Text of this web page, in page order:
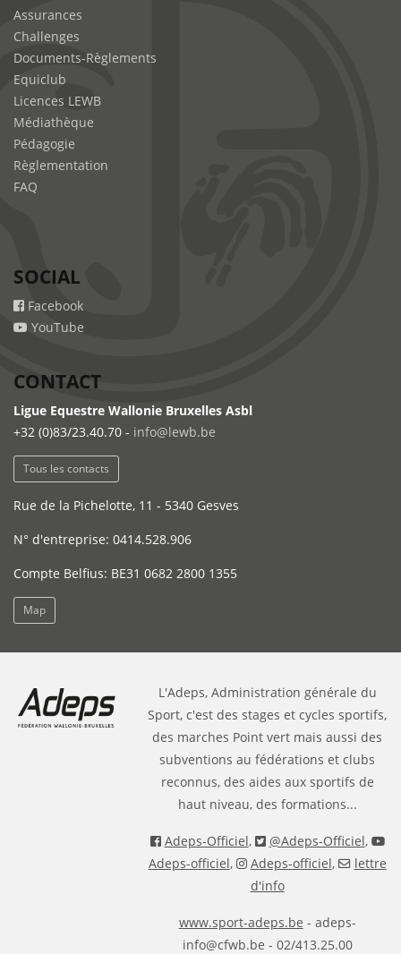
Assurances
Challenges
Documents-Règlements
Equiclub
Licences LEWB
Médiathèque
Pédagogie
Règlementation
FAQ
SOCIAL
Facebook
YouTube
CONTACT
Ligue Equestre Wallonie Bruxelles Asbl
+32 (0)83/23.40.70 - info@lewb.be
Tous les contacts
Rue de la Pichelotte, 11 - 5340 Gesves
N° d'entreprise: 0414.528.906
Compte Belfius: BE31 0682 2800 1355
Map
L'Adeps, Administration générale du
Sport, c'est des stages et cycles sportifs,
des marches Point vert mais aussi des
subventions au fédérations et clubs
reconnus, des aides aux sportifs de
haut niveau, des formations...
Adeps-Officiel, @Adeps-Officiel,
Adeps-officiel, Adeps-officiel,
lettre
d'info
www.sport-adeps.be - adeps-
info@cfwb.be - 02/413.25.00